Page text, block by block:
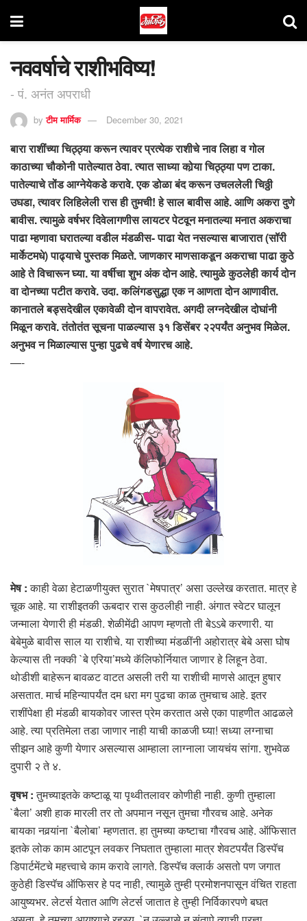
नववर्षाचे राशीभविष्य!
- पं. अनंत अपराधी
by टीम मार्मिक December 30, 2021
बारा राशींच्या चिठ्ठ्या करून त्यावर प्रत्येक राशीचे नाव लिहा व गोल
काठाच्या चौकोनी पातेल्यात ठेवा. त्यात साध्या कोर्‍या चिठ्ठ्या पण टाका.
पातेल्याचे तोंड आग्नेयेकडे करावे. एक डोळा बंद करून उचललेली चिठ्ठी
उघडा, त्यावर लिहिलेली रास ही तुमची! हे साल बावीस आहे. आणि अकरा दुणे
बावीस. त्यामुळे वर्षभर दिवेलागणीस लायटर पेटवून मनातल्या मनात अकराचा
पाढा म्हणावा घरातल्या वडील मंडळीस- पाढा येत नसल्यास बाजारात (सॉरी
मार्केटमधे) पाढ्याचे पुस्तक मिळते. जाणकार माणसाकडून अकराचा पाढा कुठे
आहे ते विचारून घ्या. या वर्षीचा शुभ अंक दोन आहे. त्यामुळे कुठलेही कार्य दोन
वा दोनच्या पटीत करावे. उदा. कलिंगडसुद्धा एक न आणता दोन आणावीत.
कानातले बड्सदेखील एकावेळी दोन वापरावेत. अगदी लग्नदेखील दोघांनी
मिळून करावे. तंतोतंत सूचना पाळल्यास ३१ डिसेंबर २२पर्यंत अनुभव मिळेल.
अनुभव न मिळाल्यास पुन्हा पुढचे वर्ष येणारच आहे.
—-
मेष :काही वेळा हेटाळणीयुक्त सुरात `मेषपात्र’ असा उल्लेख करतात. मात्र हे
चूक आहे. या राशीइतकी ऊबदार रास कुठलीही नाही. अंगात स्वेटर घालून
जन्माला येणारी ही मंडळी. शेळीमेंढी आपण म्हणतो ती बेऽऽबे करणारी. या
बेबेमुळे बावीस साल या राशीचे. या राशीच्या मंडळींनी अहोरात्र बेबे असा घोष
केल्यास ती नक्की `बे एरिया’मध्ये कॅलिफोर्नियात जाणार हे लिहून ठेवा.
थोडीशी बाहेरून बावळट वाटत असली तरी या राशीची माणसे आतून हुषार
असतात. मार्च महिन्यापर्यंत दम धरा मग पुढचा काळ तुमचाच आहे. इतर
राशींपेक्षा ही मंडळी बायकोवर जास्त प्रेम करतात असे एका पाहणीत आढळले
आहे. त्या प्रतिमेला तडा जाणार नाही याची काळजी घ्या! सध्या लग्नाचा
सीझन आहे कुणी येणार असल्यास आम्हाला लाग्नाला जायचंय सांगा. शुभवेळ
दुपारी २ ते ४.
वृषभ :तुमच्याइतके कष्टाळू या पृथ्वीतलावर कोणीही नाही. कुणी तुम्हाला
`बैला’ अशी हाक मारली तर तो अपमान नसून तुमचा गौरवच आहे. अनेक
बायका नवर्‍यांना `बैलोबा’ म्हणतात. हा तुमच्या कष्टाचा गौरवच आहे. ऑफिसात
इतके लोक काम आटपून लवकर निघतात तुम्हाला मात्र शेवटपर्यंत डिस्पॅच
डिपार्टमेंटचे महत्त्वाचे काम करावे लागते. डिस्पॅच क्लार्क असतो पण जगात
कुठेही डिस्पॅच ऑफिसर हे पद नाही, त्यामुळे तुम्ही प्रमोशनपासून वंचित राहता
आयुष्यभर. लेटर्स येतात आणि लेटर्स जातात हे तुम्ही निर्विकारपणे बघत